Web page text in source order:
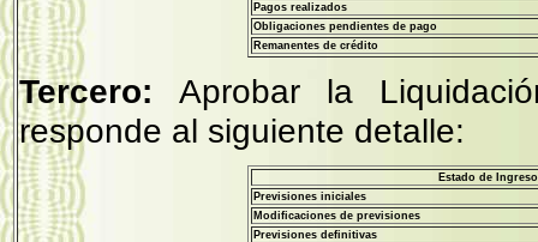
Pagos realizados
Obligaciones pendientes de pago
Remanentes de crédito
Tercero: Aprobar la
responde al siguiente detalle:
Estado de
Previsiones iniciales
Modificaciones de previsiones
Previsiones definitivas